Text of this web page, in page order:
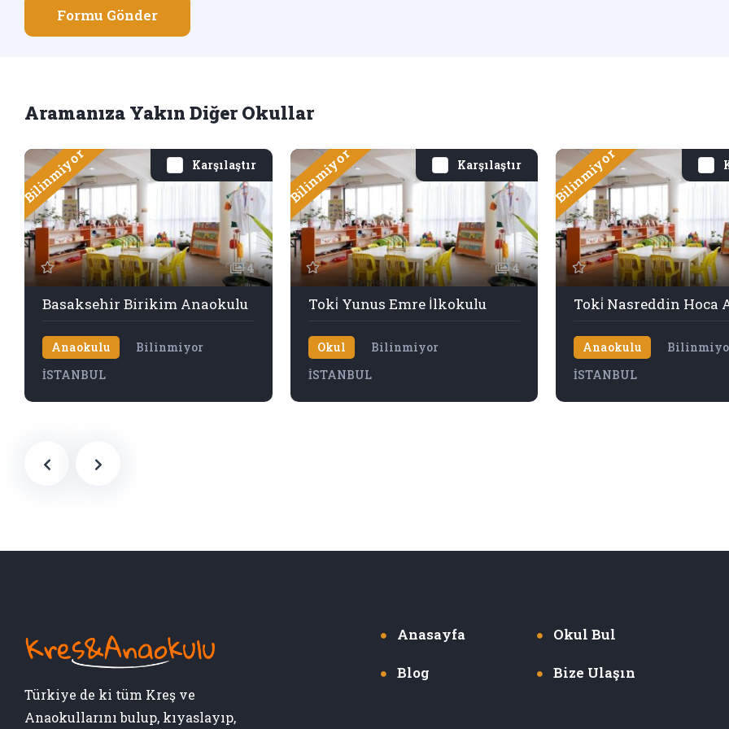
Formu Gönder
Aramanıza Yakın Diğer Okullar
Karşılaştır
Bilinmiyor
4
Basaksehir Birikim Anaokulu
Anaokulu
Bilinmiyor
İSTANBUL
Karşılaştır
Bilinmiyor
4
Toki̇ Yunus Emre İlkokulu
Okul
Bilinmiyor
İSTANBUL
Bilinmiyor
Anaokulu
İSTANBUL
Türkiye de ki tüm Kreş ve
Anaokullarını bulup, kıyaslayıp,
Anasayfa Okul Bul
Blog Bize Ulaşın